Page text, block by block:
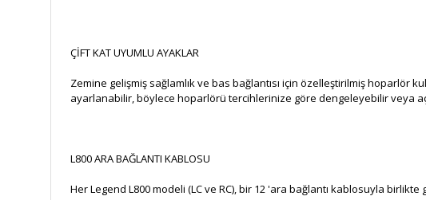
ÇİFT KAT UYUMLU AYAKLAR
Zemine gelişmiş sağlamlık ve bas bağlantısı için özelleştirilmiş hoparlör
ayarlanabilir, böylece hoparlörü tercihlerinize göre dengeleyebilir veya
L800 ARA BAĞLANTI KABLOSU
Her Legend L800 modeli (LC ve RC), bir 12 'ara bağlantı kablosuyla